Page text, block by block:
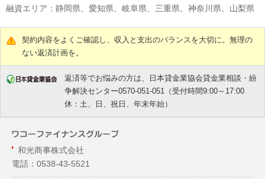
融資エリア：静岡県、愛知県、岐阜県、三重県、神奈川県、山梨県
契約内容をよくご確認し、収入と支出のバランスを大切に。無理の
ない返済計画を。
返済等でお悩みの方は、日本貸金業協会貸金業相談・紛
争解決センター0570-051-051（受付時間9:00～17:00
休：土、日、祝日、年末年始）
和光商事株式会社
電話：0538-43-5521